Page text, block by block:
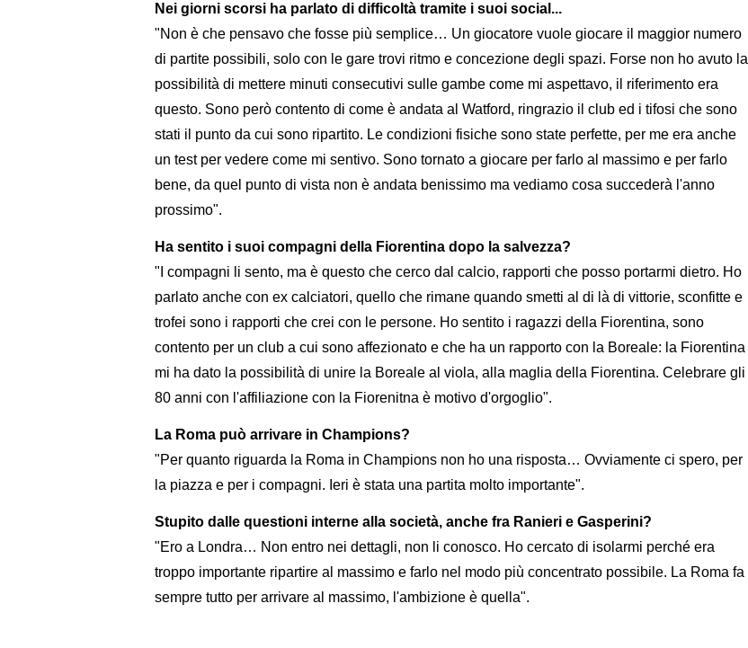
Nei giorni scorsi ha parlato di difficoltà tramite i suoi social...
"Non è che pensavo che fosse più semplice… Un giocatore vuole giocare il maggior numero
di partite possibili, solo con le gare trovi ritmo e concezione degli spazi. Forse non ho avuto la
possibilità di mettere minuti consecutivi sulle gambe come mi aspettavo, il riferimento era
questo. Sono però contento di come è andata al Watford, ringrazio il club ed i tifosi che sono
stati il punto da cui sono ripartito. Le condizioni fisiche sono state perfette, per me era anche
un test per vedere come mi sentivo. Sono tornato a giocare per farlo al massimo e per farlo
bene, da quel punto di vista non è andata benissimo ma vediamo cosa succederà l'anno
prossimo".
Ha sentito i suoi compagni della Fiorentina dopo la salvezza?
"I compagni li sento, ma è questo che cerco dal calcio, rapporti che posso portarmi dietro. Ho
parlato anche con ex calciatori, quello che rimane quando smetti al di là di vittorie, sconfitte e
trofei sono i rapporti che crei con le persone. Ho sentito i ragazzi della Fiorentina, sono
contento per un club a cui sono affezionato e che ha un rapporto con la Boreale: la Fiorentina
mi ha dato la possibilità di unire la Boreale al viola, alla maglia della Fiorentina. Celebrare gli
80 anni con l'affiliazione con la Fiorenitna è motivo d'orgoglio".
La Roma può arrivare in Champions?
"Per quanto riguarda la Roma in Champions non ho una risposta… Ovviamente ci spero, per
la piazza e per i compagni. Ieri è stata una partita molto importante".
Stupito dalle questioni interne alla società, anche fra Ranieri e Gasperini?
"Ero a Londra… Non entro nei dettagli, non li conosco. Ho cercato di isolarmi perché era
troppo importante ripartire al massimo e farlo nel modo più concentrato possibile. La Roma fa
sempre tutto per arrivare al massimo, l'ambizione è quella".